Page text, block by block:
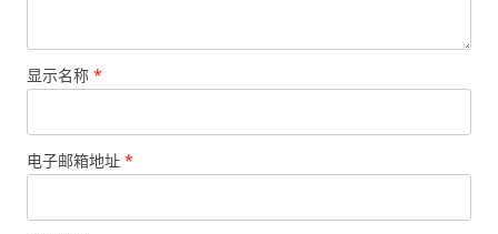
显示名称 *
电子邮箱地址 *